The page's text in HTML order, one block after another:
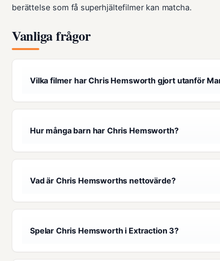
berättelse som få superhjältefilmer kan matcha.
Vanliga frågor
Vilka filmer har Chris Hemsworth gjort utanför
Hur många barn har Chris Hemsworth?
Vad är Chris Hemsworths nettovärde?
Spelar Chris Hemsworth i Extraction 3?